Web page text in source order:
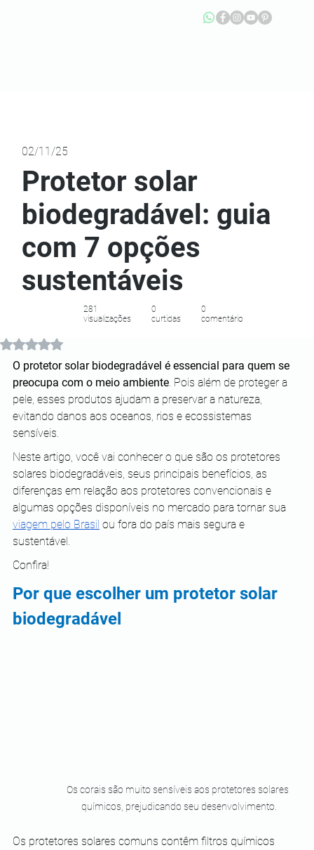
Avaliado com NaN de 5 estrelas.
O protetor solar biodegradável é essencial para quem se
preocupa com o meio ambiente. Pois além de proteger a
pele, esses produtos ajudam a preservar a natureza,
evitando danos aos oceanos, rios e ecossistemas
sensíveis.
Neste artigo, você vai conhecer o que são os protetores
solares biodegradáveis, seus principais benefícios, as
diferenças em relação aos protetores convencionais e
algumas opções disponíveis no mercado para tornar sua
viagem pelo Brasil ou fora do país mais segura e
sustentável.
Confira!
Por que escolher um protetor solar
biodegradável
Os corais são muito sensíveis aos protetores solares
químicos, prejudicando seu desenvolvimento.
Os protetores solares comuns contêm filtros químicos
281
visualizações
0
curtidas
0
comentário
Protetor solar
biodegradável: guia
com 7 opções
sustentáveis
02/11/25